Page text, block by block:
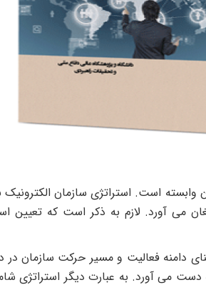
است. استراتژی سازمان الکترونیک
می آورد. لازم به ذکر است که تعیین
دامنه فعالیت و مسیر حرکت سازمان
دست می آورد. به عبارت دیگر استراتژی